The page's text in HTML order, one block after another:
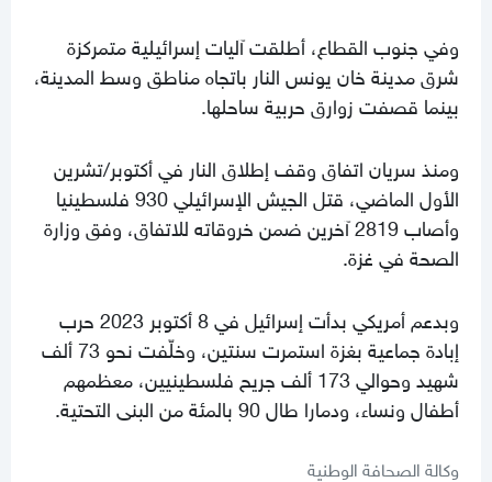
وفي جنوب القطاع، أطلقت آليات إسرائيلية متمركزة
شرق مدينة خان يونس النار باتجاه مناطق وسط المدينة،
بينما قصفت زوارق حربية ساحلها.
ومنذ سريان اتفاق وقف إطلاق النار في أكتوبر/تشرين
الأول الماضي، قتل الجيش الإسرائيلي 930 فلسطينيا
وأصاب 2819 آخرين ضمن خروقاته للاتفاق، وفق وزارة
الصحة في غزة.
وبدعم أمريكي بدأت إسرائيل في 8 أكتوبر 2023 حرب
إبادة جماعية بغزة استمرت سنتين، وخلّفت نحو 73 ألف
شهيد وحوالي 173 ألف جريح فلسطينيين، معظمهم
أطفال ونساء، ودمارا طال 90 بالمئة من البنى التحتية.
وكالة الصحافة الوطنية